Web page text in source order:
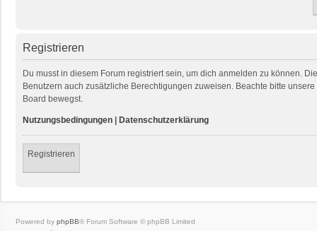
Registrieren
Du musst in diesem Forum registriert sein, um dich anmelden zu können.
Benutzern auch zusätzliche Berechtigungen zuweisen. Beachte bitte
Board bewegst.
Nutzungsbedingungen Datenschutzerklärung
Registrieren
Powered by phpBB® Forum Software © phpBB Limited